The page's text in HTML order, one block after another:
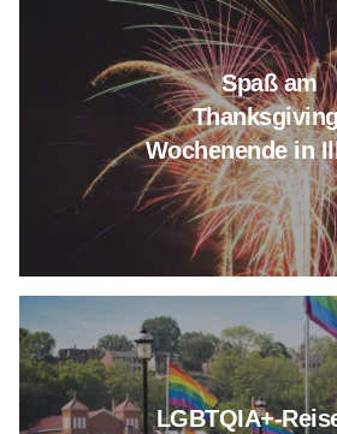
Spaß am
Wochenende in
LGBTQIA+-